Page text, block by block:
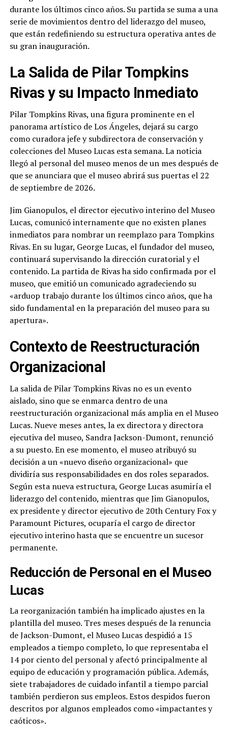
durante los últimos cinco años. Su partida se suma a una
serie de movimientos dentro del liderazgo del museo,
que están redefiniendo su estructura operativa antes de
su gran inauguración.
La Salida de Pilar Tompkins
Rivas y su Impacto Inmediato
Pilar Tompkins Rivas, una figura prominente en el
panorama artístico de Los Ángeles, dejará su cargo
como curadora jefe y subdirectora de conservación y
colecciones del Museo Lucas esta semana. La noticia
llegó al personal del museo menos de un mes después de
que se anunciara que el museo abrirá sus puertas el 22
de septiembre de 2026.
Jim Gianopulos, el director ejecutivo interino del Museo
Lucas, comunicó internamente que no existen planes
inmediatos para nombrar un reemplazo para Tompkins
Rivas. En su lugar, George Lucas, el fundador del museo,
continuará supervisando la dirección curatorial y el
contenido. La partida de Rivas ha sido confirmada por el
museo, que emitió un comunicado agradeciendo su
«arduop trabajo durante los últimos cinco años, que ha
sido fundamental en la preparación del museo para su
apertura».
Contexto de Reestructuración
Organizacional
La salida de Pilar Tompkins Rivas no es un evento
aislado, sino que se enmarca dentro de una
reestructuración organizacional más amplia en el Museo
Lucas. Nueve meses antes, la ex directora y directora
ejecutiva del museo, Sandra Jackson-Dumont, renunció
a su puesto. En ese momento, el museo atribuyó su
decisión a un «nuevo diseño organizacional» que
dividiría sus responsabilidades en dos roles separados.
Según esta nueva estructura, George Lucas asumiría el
liderazgo del contenido, mientras que Jim Gianopulos,
ex presidente y director ejecutivo de 20th Century Fox y
Paramount Pictures, ocuparía el cargo de director
ejecutivo interino hasta que se encuentre un sucesor
permanente.
Reducción de Personal en el Museo
Lucas
La reorganización también ha implicado ajustes en la
plantilla del museo. Tres meses después de la renuncia
de Jackson-Dumont, el Museo Lucas despidió a 15
empleados a tiempo completo, lo que representaba el
14 por ciento del personal y afectó principalmente al
equipo de educación y programación pública. Además,
siete trabajadores de cuidado infantil a tiempo parcial
también perdieron sus empleos. Estos despidos fueron
descritos por algunos empleados como «impactantes y
caóticos».